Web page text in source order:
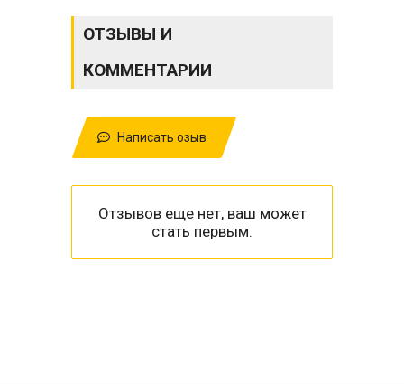
ОТЗЫВЫ И
КОММЕНТАРИИ
Написать озыв
Отзывов еще нет, ваш может
стать первым.